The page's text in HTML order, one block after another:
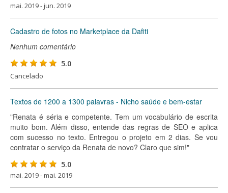
mai. 2019 - jun. 2019
Cadastro de fotos no Marketplace da Dafiti
Nenhum comentário
5.0
Cancelado
Textos de 1200 a 1300 palavras - Nicho saúde e bem-estar
"Renata é séria e competente. Tem um vocabulário de escrita
muito bom. Além disso, entende das regras de SEO e aplica
com sucesso no texto. Entregou o projeto em 2 dias. Se vou
contratar o serviço da Renata de novo? Claro que sim!"
5.0
mai. 2019 - mai. 2019